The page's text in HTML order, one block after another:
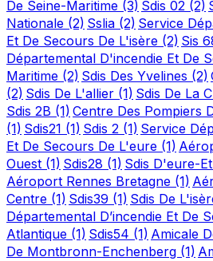
De Seine-Maritime (3) Sdis 02 (2)
Nationale (2) Sslia (2) Service
Et De Secours De L'isère (2) Sis
Départemental D'incendie Et De
Maritime (2) Sdis Des Yvelines (2)
(2) Sdis De L'allier (1) Sdis De La
Sdis 2B (1) Centre Des Pompiers
(1) Sdis21 (1) Sdis 2 (1) Service
Et De Secours De L'eure (1)
Ouest (1) Sdis28 (1) Sdis D'eure-
Aéroport Rennes Bretagne (1)
Centre (1) Sdis39 (1) Sdis De
Départemental D’incendie Et De
Atlantique (1) Sdis54 (1) Amicale
De Montbronn-Enchenberg (1)